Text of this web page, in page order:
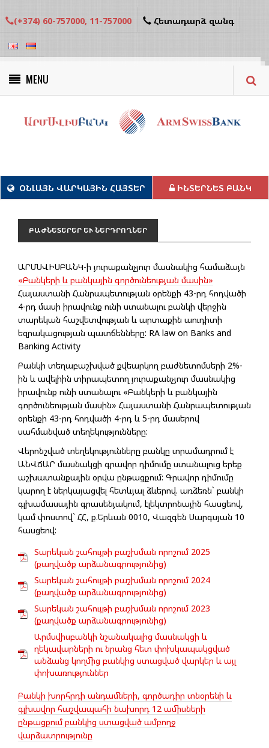
(+374) 60-757000, 11-757000 Հետադարձ զանգ
MENU
ՕՆԼԱՅՆ ՎԱՐԿԱՅԻՆ ՀԱՅՏԵՐ ԻՆՏԵՐՆԵՏ ԲԱՆԿ
ԲԱԺՆԵՏԵՐԵՐ ԵՒ ՆԵՐԴՐՈՂՆԵՐ
ԱՐՄՍՎԻՍԲԱՆԿ-ի յուրաքանչյուր մասնակից համաձայն
«Բանկերի և բանկային գործունեության մասին»
Հայաստանի Հանրապետության օրենքի 43-րդ հոդվածի
4-րդ մասի իրավունք ունի ստանալու բանկի վերջին
տարեկան հաշվետվության և արտաքին աուդիտի
եզրակացության պատճենները: RA law on Banks and
Banking Activity
Բանկի տեղաբաշխված քվեարկող բաժնետոմuերի 2%-
ին և ավելիին տիրապետող յուրաքանչյուր մասնակից
իրավունք ունի ստանալու «Բանկերի և բանկային
գործունեության մասին» Հայաստանի Հանրապետության
օրենքի 43-րդ հոդվածի 4-րդ և 5-րդ մասերով
սահմանված տեղեկությունները:
Վերոնշված տեղեկությունները բանկը տրամադրում է
ԱՆՎՃԱՐ մասնակցի գրավոր դիմումը ստանալուց երեք
աշխատանքային օրվա ընթացքում: Գրավոր դիմումը
կարող է ներկայացվել հետևյալ ձևերով. առձեռն` բանկի
գլխամասային գրասենյակում, էլեկտրոնային հասցեով,
կամ փոստով` ՀՀ, ք.Երևան 0010, Վազգեն Սարգսյան 10
հասցեով:
Տարեկան շահույթի բաշխման որոշում 2025
(քաղվածք արձանագրությունից)
Տարեկան շահույթի բաշխման որոշում 2024
(քաղվածք արձանագրությունից)
Տարեկան շահույթի բաշխման որոշում 2023
(քաղվածք արձանագրությունից)
Արմսվիսբանկի նշանակալից մասնակցի և
ղեկավարների ու նրանց հետ փոխկապակցված
անձանց կողմից բանկից ստացված վարկեր և այլ
փոխառություններ
Բանկի խորհրդի անդամների, գործադիր տնօրենի և
գլխավոր հաշվապահի նախորդ 12 ամիսների
ընթացքում բանկից ստացված ամբողջ
վարձատրությունը